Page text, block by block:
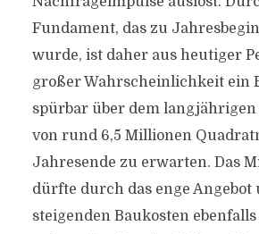
Fundament, das zu
wurde, ist daher aus heutiger
großer Wahrscheinlichkeit ein
spürbar über dem
von rund 6,5 Millionen
Jahresende zu erwarten. Das
dürfte durch das enge Angebot
steigenden Baukosten